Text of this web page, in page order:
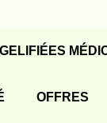
OFFRES